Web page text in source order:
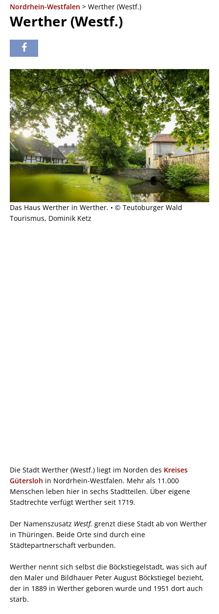
Nordrhein-Westfalen > Werther (Westf.)
Werther (Westf.)
Das Haus Werther in Werther. • © Teutoburger Wald
Tourismus, Dominik Ketz
Die Stadt Werther (Westf.) liegt im Norden des Kreises
Gütersloh in Nordrhein-Westfalen. Mehr als 11.000
Menschen leben hier in sechs Stadtteilen. Über eigene
Stadtrechte verfügt Werther seit 1719.
Der Namenszusatz Westf. grenzt diese Stadt ab von Werther
in Thüringen. Beide Orte sind durch eine
Städtepartnerschaft verbunden.
Werther nennt sich selbst die Böckstiegelstadt, was sich auf
den Maler und Bildhauer Peter August Böckstiegel bezieht,
der in 1889 in Werther geboren wurde und 1951 dort auch
starb.